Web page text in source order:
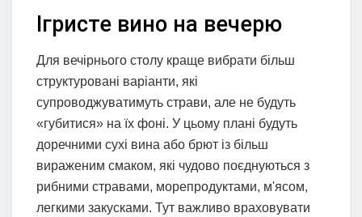
Ігристе вино на вечерю
Для вечірнього столу краще вибрати більш
структуровані варіанти, які
супроводжуватимуть страви, але не будуть
«губитися» на їх фоні. У цьому плані будуть
доречними сухі вина або брют із більш
вираженим смаком, які чудово поєднуються з
рибними стравами, морепродуктами, м'ясом,
легкими закусками. Тут важливо враховувати